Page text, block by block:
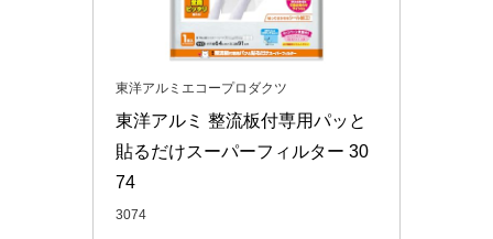
東洋アルミエコープロダクツ
東洋アルミ 整流板付専用パッと
貼るだけスーパーフィルター 30
74
3074